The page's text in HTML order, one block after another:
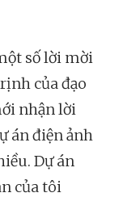
số lời mời
của đạo
nhận lời
án điện ảnh
Dự án
của tôi